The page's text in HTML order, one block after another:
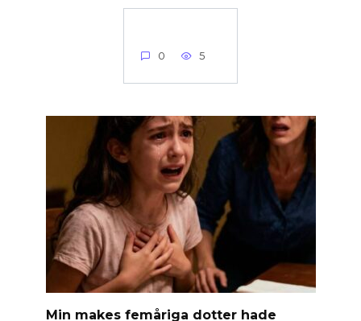
0 5
Min makes femåriga dotter hade